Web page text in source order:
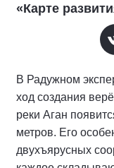
«Карте
В Радужном
ход создания
реки Аган
метров. Его
двухъярусных